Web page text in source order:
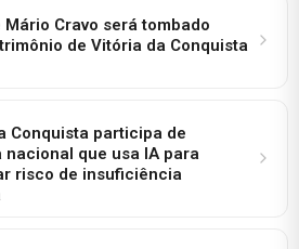
Mário Cravo será tombado
de Vitória da Conquista
Conquista participa de
nacional que usa IA para
risco de insuficiência